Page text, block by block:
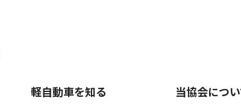
軽自動車を知る 当協会につ